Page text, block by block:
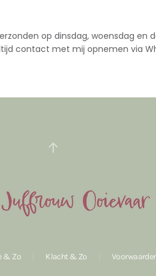
op dinsdag, woensdag en
contact met mij opnemen via
& Zo Klacht & Zo